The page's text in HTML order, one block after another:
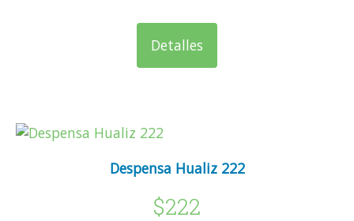
Detalles
Despensa Hualiz 222
$222